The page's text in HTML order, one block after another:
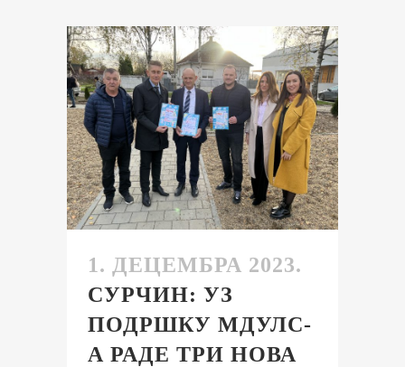
1. ДЕЦЕМБРА 2023.
СУРЧИН: УЗ
ПОДРШКУ МДУЛС-
А РАДЕ ТРИ НОВА